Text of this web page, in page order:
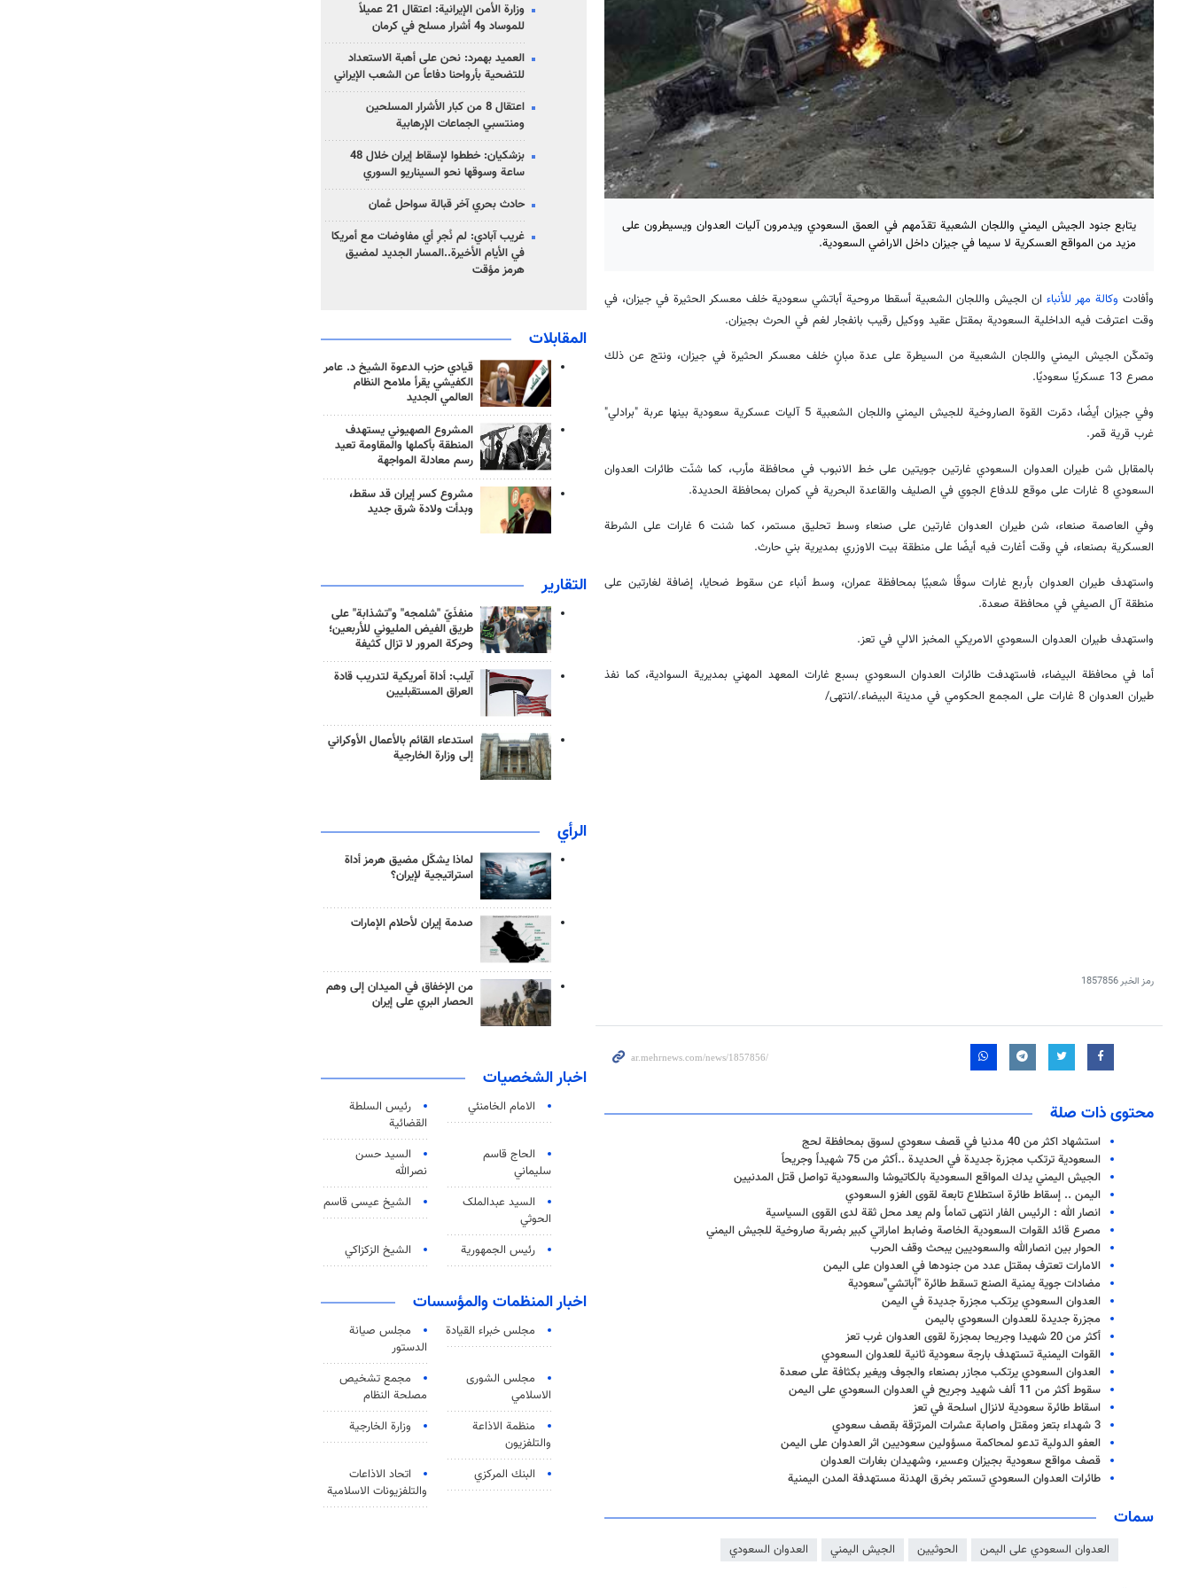
يتابع جنود الجيش اليمني واللجان الشعبية تقدّمهم في العمق السعودي ويدمرون آليات العدوان ويسيطرون على
مزيد من المواقع العسكرية لا سيما في جيزان داخل الاراضي السعودية.
وأفادت وكالة مهر للأنباء ان الجيش واللجان الشعبية أسقطا مروحية أباتشي سعودية خلف معسكر الحثيرة في جيزان، في
وقت اعترفت فيه الداخلية السعودية بمقتل عقيد ووكيل رقيب بانفجار لغم في الحرث بجيزان.
وتمكّن الجيش اليمني واللجان الشعبية من السيطرة على عدة مبانٍ خلف معسكر الحثيرة في جيزان، ونتج عن ذلك
مصرع 13 عسكريًا سعوديًا
.
وفي جيزان أيضًا، دمّرت القوة الصاروخية للجيش اليمني واللجان الشعبية 5 آليات عسكرية سعودية بينها عربة "برادلي"
غرب قرية قمر.
بالمقابل شن طيران العدوان السعودي غارتين جويتين على خط الانبوب في محافظة مأرب، كما شنّت طائرات العدوان
السعودي 8 غارات على موقع للدفاع الجوي في الصليف والقاعدة البحرية في كمران بمحافظة الحديدة
.
وفي العاصمة صنعاء، شن طيران العدوان غارتين على صنعاء وسط تحليق مستمر، كما شنت 6 غارات على الشرطة
العسكرية بصنعاء، في وقت أغارت فيه أيضًا على منطقة بيت الاوزري بمديرية بني حارث.
واستهدف طيران العدوان بأربع غارات سوقًا شعبيًا بمحافظة عمران، وسط أنباء عن سقوط ضحايا، إضافة لغارتين على
منطقة آل الصيفي في محافظة صعدة.
واستهدف طيران العدوان السعودي الامريكي المخبز الالي في تعز.
أما في محافظة البيضاء، فاستهدفت طائرات العدوان السعودي بسبع غارات المعهد المهني بمديرية السوادية، كما نفذ
طيران العدوان 8 غارات على المجمع الحكومي في مدينة البيضاء
./انتهى/
رمز الخبر1857856
محتوى ذات صلة
استشهاد اكثر من 40 مدنيا في قصف سعودي لسوق بمحافظة لحج
السعودية ترتكب مجزرة جديدة في الحديدة ..أكثر من 75 شهيداً وجريحاً
الجيش اليمني يدك المواقع السعودية بالكاتيوشا والسعودية تواصل قتل المدنيين
اليمن .. إسقاط طائرة استطلاع تابعة لقوى الغزو السعودي
انصار الله : الرئيس الفار انتهى تماماً ولم يعد محل ثقة لدى القوى السياسية
مصرع قائد القوات السعودية الخاصة وضابط اماراتي كبير بضربة صاروخية للجيش اليمني
الحوار بين انصارالله والسعوديين يبحث وقف الحرب
الامارات تعترف بمقتل عدد من جنودها في العدوان على اليمن
مضادات جوية يمنية الصنع تسقط طائرة "أباتشي"سعودية
العدوان السعودي يرتكب مجزرة جديدة في اليمن
مجزرة جديدة للعدوان السعودي باليمن
أكثر من 20 شهيدا وجريحا بمجزرة لقوى العدوان غرب تعز
القوات اليمنية تستهدف بارجة سعودية ثانية للعدوان السعودي
العدوان السعودي يرتكب مجازر بصنعاء والجوف ويغير بكثافة على صعدة
سقوط أكثر من 11 ألف شهيد وجريح في العدوان السعودي على اليمن
اسقاط طائرة سعودية لانزال اسلحة في تعز
3 شهداء بتعز ومقتل واصابة عشرات المرتزقة بقصف سعودي
العفو الدولية تدعو لمحاكمة مسؤولين سعوديين اثر العدوان على اليمن
قصف مواقع سعودية بجيزان وعسير، وشهيدان بغارات العدوان
طائرات العدوان السعودي تستمر بخرق الهدنة مستهدفة المدن اليمنية
سمات
العدوان السعودي على اليمن الحوثيين الجيش اليمني العدوان السعودي
وزارة الأمن الإيرانية: اعتقال 21 عميلاً
للموساد و4 أشرار مسلح في كرمان
العميد بهمرد: نحن على أهبة الاستعداد
للتضحية بأرواحنا دفاعاً عن الشعب الإيراني
اعتقال 8 من كبار الأشرار المسلحين
ومنتسبي الجماعات الإرهابية
بزشكيان: خططوا لإسقاط إيران خلال 48
ساعة وسوقها نحو السيناريو السوري
حادث بحري آخر قبالة سواحل عُمان
غريب آبادي: لم نُجرِ أي مفاوضات مع أمريكا
في الأيام الأخيرة..المسار الجديد لمضيق
هرمز مؤقت
المقابلات
قيادي حزب الدعوة الشيخ د. عامر
الكفيشي يقرأ ملامح النظام
العالمي الجديد
المشروع الصهيوني يستهدف
المنطقة بأكملها والمقاومة تعيد
رسم معادلة المواجهة
مشروع كسر إيران قد سقط،
وبدأت ولادة شرق جديد
التقارير
منفذَيّ "شلمجه" و"تشذابة" على
طريق الفيض المليوني للأربعين؛
وحركة المرور لا تزال كثيفة
آيلب: أداة أمريكية لتدريب قادة
العراق المستقبليين
استدعاء القائم بالأعمال الأوكراني
إلى وزارة الخارجية
الرأي
لماذا يشكّل مضيق هرمز أداة
استراتيجية لإيران؟
صدمة إيران لأحلام الإمارات
من الإخفاق في الميدان إلى وهم
الحصار البري على إيران
اخبار الشخصيات
الامام الخامنئي
رئیس السلطة
القضائیة
الحاج قاسم
سليماني
السيد حسن
نصرالله
السید عبدالملک
الحوثي
الشيخ عيسى قاسم
رئيس الجمهورية الشيخ الزكزاكي
اخبار المنظمات والمؤسسات
مجلس خبراء القيادة
مجلس صيانة
الدستور
مجلس الشورى
الاسلامي
مجمع تشخيص
مصلحة النظام
منظمة الاذاعة
والتلفزیون
وزارة الخارجية
البنك المركزي
اتحاد الاذاعات
والتلفزيونات الاسلامية